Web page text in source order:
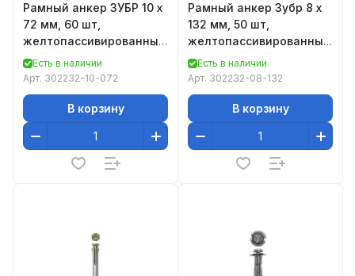
Рамный анкер ЗУБР 10 x
72 мм, 60 шт,
желтопассивированный,
302232-10-072
Есть в наличии
Арт. 302232-10-072
В корзину
Рамный анкер Зубр 8 x
132 мм, 50 шт,
желтопассивированный
302232-08-132
Есть в наличии
Арт. 302232-08-132
В корзину